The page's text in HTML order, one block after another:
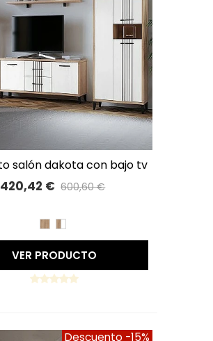
A LISTA DE DESEOS
bodeguero y estante
420,42 € 600,60 €
ROBLEROBLE
VER PRODUCTO
Descuento -15%